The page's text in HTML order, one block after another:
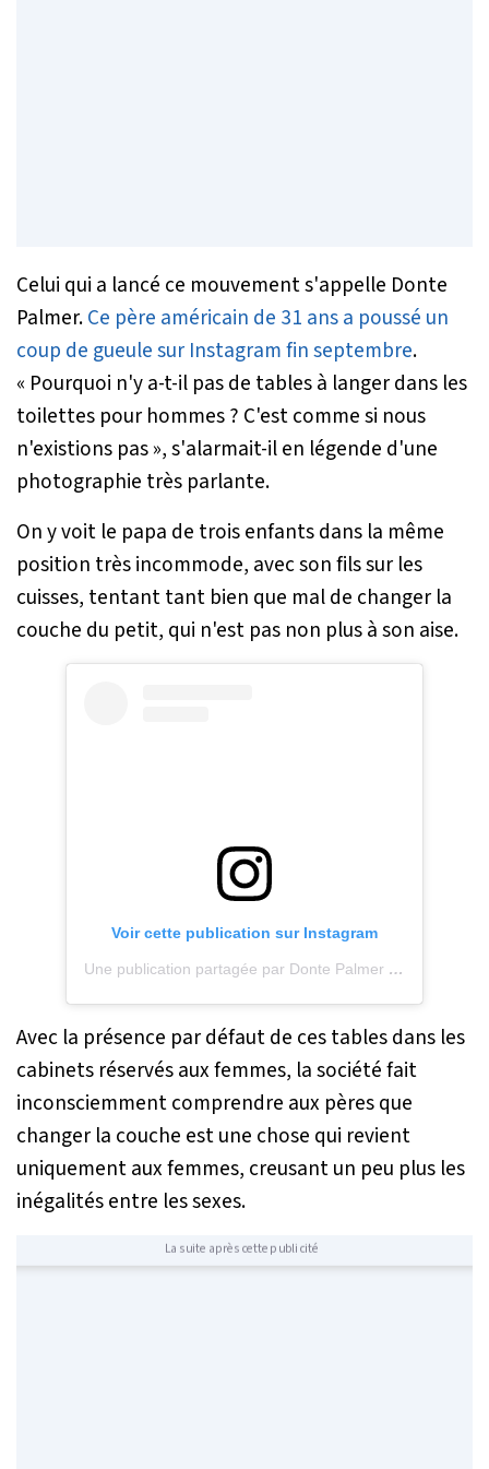
Celui qui a lancé ce mouvement s'appelle Donte
Palmer.Ce père américain de 31 ans a poussé un
coup de gueule sur Instagram fin septembre.
« Pourquoi n'y a-t-il pas de tables à langer dans les
toilettes pour hommes ? C'est comme si nous
n'existions pas », s'alarmait-il en légende d'une
photographie très parlante.
On y voit le papa de trois enfants dans la même
position très incommode, avec son fils sur les
cuisses, tentant tant bien que mal de changer la
couche du petit, qui n'est pas non plus à son aise.
Voir cette publication sur Instagram
Une publication partagée par Donte Palmer (@3boys_1goal)
Avec la présence par défaut de ces tables dans les
cabinets réservés aux femmes, la société fait
inconsciemment comprendre aux pères que
changer la couche est une chose qui revient
uniquement aux femmes, creusant un peu plus les
inégalités entre les sexes.
La suite après cette publicité